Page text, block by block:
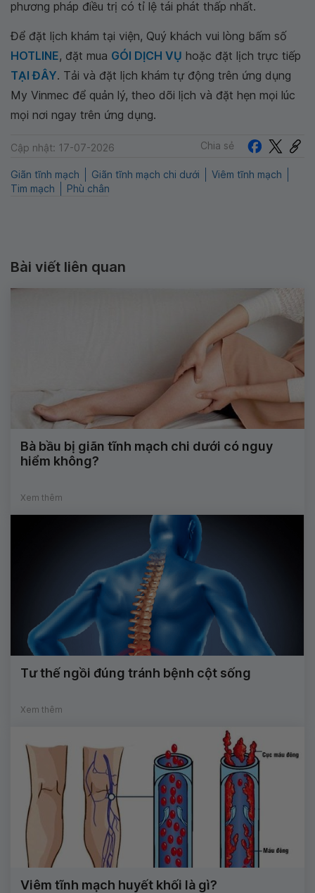
phương pháp điều trị có tỉ lệ tái phát thấp nhất.
Để đặt lịch khám tại viện, Quý khách vui lòng bấm số
HOTLINE, đặt mua GÓI DỊCH VỤ hoặc đặt lịch trực tiếp
TẠI ĐÂY. Tải và đặt lịch khám tự động trên ứng dụng
My Vinmec để quản lý, theo dõi lịch và đặt hẹn mọi lúc
mọi nơi ngay trên ứng dụng.
Cập nhật: 17-07-2026 Chia sẻ
Giãn tĩnh mạch Giãn tĩnh mạch chi dưới
Viêm tĩnh mạch
Tim mạch
Phù chân
Bài viết liên quan
Bà bầu bị giãn tĩnh mạch chi dưới có nguy
hiểm không?
Xem thêm
Tư thế ngồi đúng tránh bệnh cột sống
Xem thêm
Viêm tĩnh mạch huyết khối là gì?